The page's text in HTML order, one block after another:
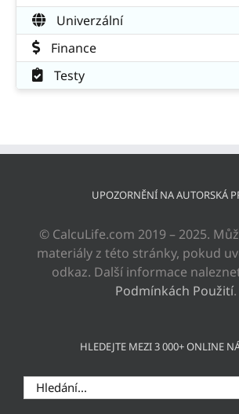
Univerzální
Finance
Testy
UPOZORNĚNÍ NA AUTORSKÁ
© CalcuLife.com 2019 – 2025.
materiály z této stránky, pokud
odkaz. Další informace
Podmínkách Použití.
HLEDEJTE MEZI 3 000+ ONLINE
Hledat: